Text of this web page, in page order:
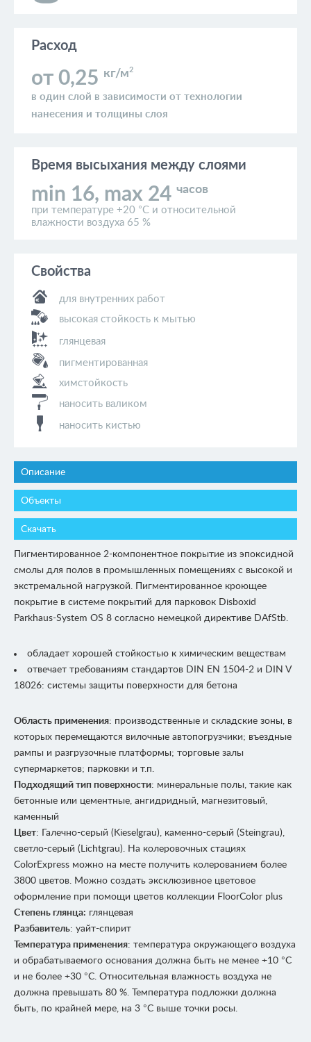
Расход
от 0,25 кг/м2
в один слой в зависимости от технологии
нанесения и толщины слоя
Время высыхания между слоями
min 16, max 24 часов
при температуре +20 °C и относительной
влажности воздуха 65 %
Свойства
для внутренних работ
высокая стойкость к мытью
глянцевая
пигментированная
химстойкость
наносить валиком
наносить кистью
Описание
Объекты
Скачать
Пигментированное 2-компонентное покрытие из эпоксидной
смолы для полов в промышленных помещениях с высокой и
экстремальной нагрузкой. Пигментированное кроющее
покрытие в системе покрытий для парковок Disboxid
Parkhaus-System OS 8 согласно немецкой директиве DAfStb.
обладает хорошей стойкостью к химическим веществам
отвечает требованиям стандартов DIN EN 1504-2 и DIN V
18026: системы защиты поверхности для бетона
Область применения: производственные и складские зоны, в
которых перемещаются вилочные автопогрузчики; въездные
рампы и разгрузочные платформы; торговые залы
супермаркетов; парковки и т.п.
Подходящий тип поверхности: минеральные полы, такие как
бетонные или цементные, ангидридный, магнезитовый,
каменный
Цвет: Галечно-серый (Kieselgrau), каменно-серый (Steingrau),
светло-серый (Lichtgrau). На колеровочных стациях
ColorExpress можно на месте получить колерованием более
3800 цветов. Можно создать эксклюзивное цветовое
оформление при помощи цветов коллекции FloorColor plus
Степень глянца: глянцевая
Разбавитель: уайт-спирит
Температура применения: температура окружающего воздуха
и обрабатываемого основания должна быть не менее +10 °С
и не более +30 °С. Относительная влажность воздуха не
должна превышать 80 %. Температура подложки должна
быть, по крайней мере, на 3 °С выше точки росы.